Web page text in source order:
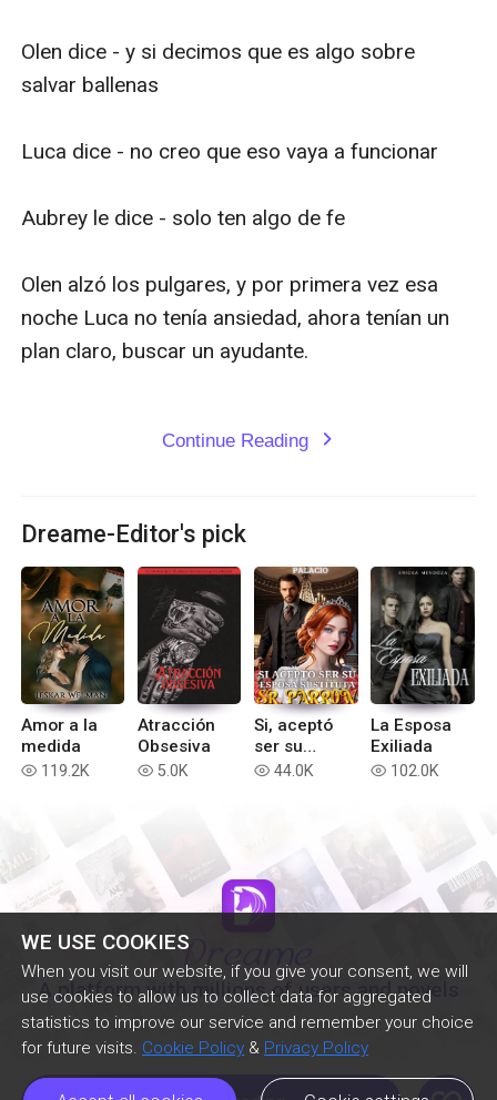
WE USE COOKIES
When you visit our website, if you give your consent, we will
use cookies to allow us to collect data for aggregated
statistics to improve our service and remember your choice
for future visits. Cookie Policy & Privacy Policy
Olen dice - y si decimos que es algo sobre
salvar ballenas
Luca dice - no creo que eso vaya a funcionar
Aubrey le dice - solo ten algo de fe
Olen alzó los pulgares, y por primera vez esa
noche Luca no tenía ansiedad, ahora tenían un
plan claro, buscar un ayudante.
Continue Reading expand_more
Dreame-Editor's pick
Amor a la
medida
read 119.2K
Atracción
Obsesiva
read 5.0K
Si, aceptó
ser su
esposa
read 44.0K
La Esposa
Exiliada
read 102.0K
A platform with millions of users and novels